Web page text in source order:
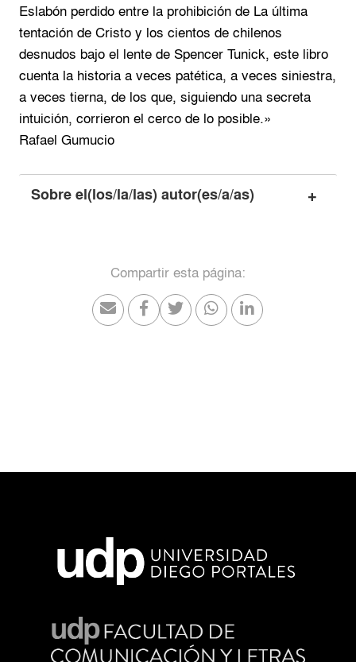
Eslabón perdido entre la prohibición de La última
tentación de Cristo y los cientos de chilenos
desnudos bajo el lente de Spencer Tunick, este libro
cuenta la historia a veces patética, a veces siniestra,
a veces tierna, de los que, siguiendo una secreta
intuición, corrieron el cerco de lo posible.»
Rafael Gumucio
Sobre el(los/la/las) autor(es/a/as)
Compartir esta página: